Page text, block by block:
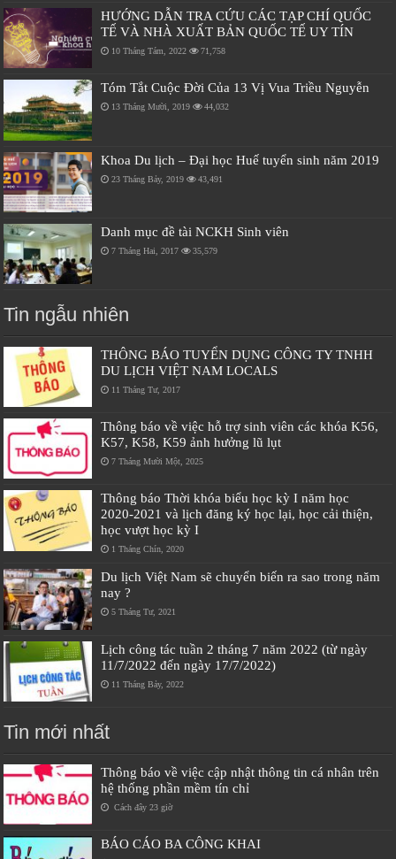
HƯỚNG DẪN TRA CỨU CÁC TẠP CHÍ QUỐC
TẾ VÀ NHÀ XUẤT BẢN QUỐC TẾ UY TÍN
10 Tháng Tám, 2022 71,758
Tóm Tắt Cuộc Đời Của 13 Vị Vua Triều Nguyễn
13 Tháng Mười, 2019 44,032
Khoa Du lịch – Đại học Huế tuyển sinh năm 2019
23 Tháng Bảy, 2019 43,491
Danh mục đề tài NCKH Sinh viên
7 Tháng Hai, 2017 35,579
Tin ngẫu nhiên
THÔNG BÁO TUYỂN DỤNG CÔNG TY TNHH
DU LỊCH VIỆT NAM LOCALS
11 Tháng Tư, 2017
Thông báo về việc hỗ trợ sinh viên các khóa K56,
K57, K58, K59 ảnh hưởng lũ lụt
7 Tháng Mười Một, 2025
Thông báo Thời khóa biểu học kỳ I năm học
2020-2021 và lịch đăng ký học lại, học cải thiện,
học vượt học kỳ I
1 Tháng Chín, 2020
Du lịch Việt Nam sẽ chuyển biến ra sao trong năm
nay ?
5 Tháng Tư, 2021
Lịch công tác tuần 2 tháng 7 năm 2022 (từ ngày
11/7/2022 đến ngày 17/7/2022)
11 Tháng Bảy, 2022
Tin mới nhất
Thông báo về việc cập nhật thông tin cá nhân trên
hệ thống phần mềm tín chỉ
Cách đây 23 giờ
BÁO CÁO BA CÔNG KHAI